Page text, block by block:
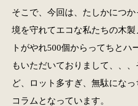
そこで、今回は、たしかにつ
境を守れてエコな私たちの木
トがやれ500個からってちと
もいただいておりまして、、
ど、ロット多すぎ、無駄にな
コラムとなっています。